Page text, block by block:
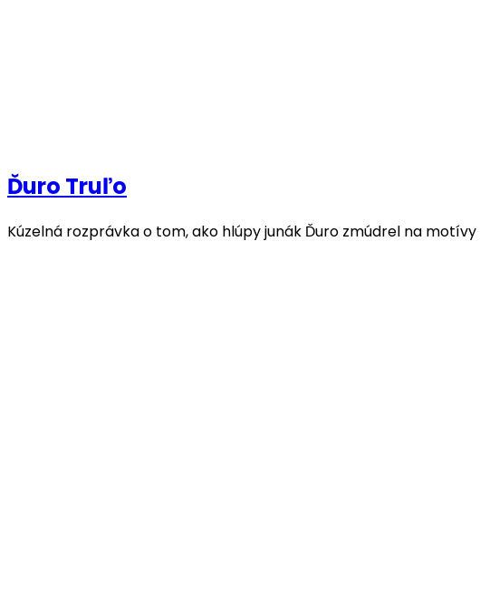
Ďuro Truľo
Kúzelná rozprávka o tom, ako hlúpy junák Ďuro zmúdrel na